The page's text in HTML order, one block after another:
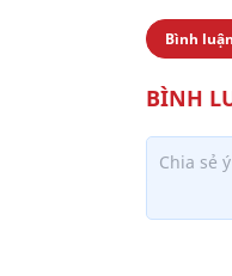
Bình luận